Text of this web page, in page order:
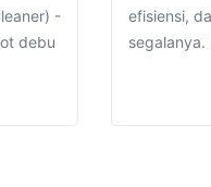
-
debu
efisiensi,
segalanya.